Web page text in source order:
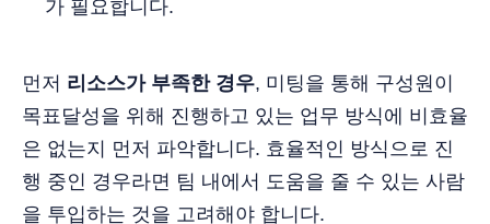
가 필요합니다.
먼저 리소스가 부족한 경우, 미팅을 통해 구성원이
목표달성을 위해 진행하고 있는 업무 방식에 비효율
은 없는지 먼저 파악합니다. 효율적인 방식으로 진
행 중인 경우라면 팀 내에서 도움을 줄 수 있는 사람
을 투입하는 것을 고려해야 합니다.